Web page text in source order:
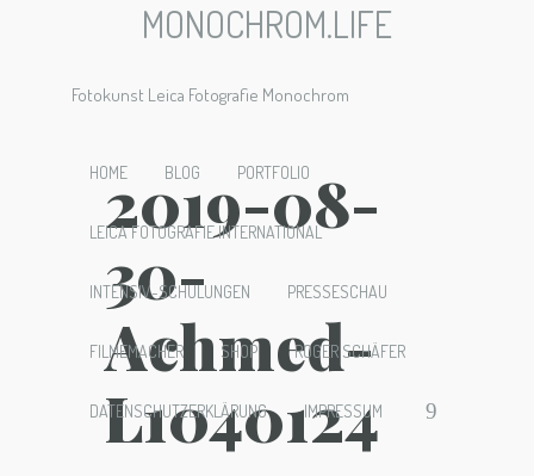
MONOCHROM.LIFE
Fotokunst Leica Fotografie Monochrom
HOME BLOG PORTFOLIO
LEICA FOTOGRAFIE INTERNATIONAL
INTENSIV-SCHULUNGEN PRESSESCHAU
FILMEMACHER SHOP ROGER SCHÄFER
DATENSCHUTZERKLÄRUNG IMPRESSUM
2019-08-
30-
Achmed-
L1040124